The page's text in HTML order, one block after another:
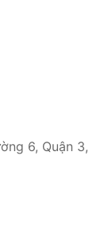
6, Quận 3,